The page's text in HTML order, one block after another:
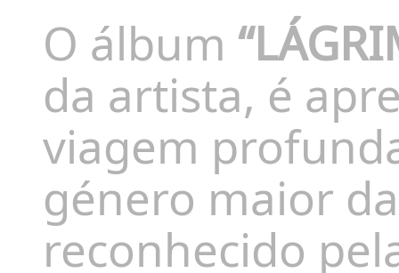
O álbum
da artista, é
viagem
género maior
reconhecido